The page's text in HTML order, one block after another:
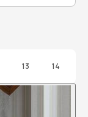
13 14